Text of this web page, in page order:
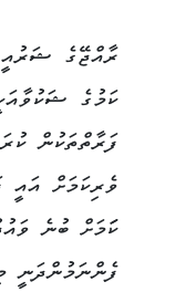
ރާއްޖޭގެ
ކަމުގެ
ފަރާތްތަކުން
ވެރިކަމަށް އައީ
ކަަމަށް ބުނެ
ފެންނަމުންދަނީ